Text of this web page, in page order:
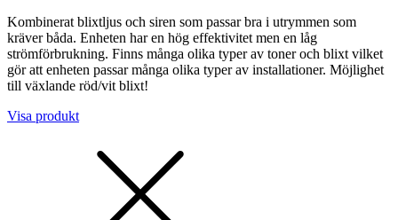
Kombinerat blixtljus och siren som passar bra i utrymmen som
kräver båda. Enheten har en hög effektivitet men en låg
strömförbrukning. Finns många olika typer av toner och blixt vilket
gör att enheten passar många olika typer av installationer. Möjlighet
till växlande röd/vit blixt!
Visa produkt